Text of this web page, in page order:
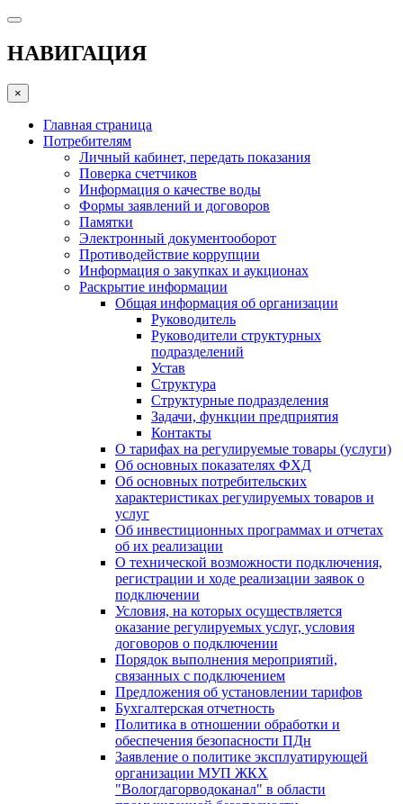
НАВИГАЦИЯ
×
Главная страница
Потребителям
Личный кабинет, передать показания
Поверка счетчиков
Информация о качестве воды
Формы заявлений и договоров
Памятки
Электронный документооборот
Противодействие коррупции
Информация о закупках и аукционах
Раскрытие информации
Общая информация об организации
Руководитель
Руководители структурных
подразделений
Устав
Структура
Структурные подразделения
Задачи, функции предприятия
Контакты
О тарифах на регулируемые товары (услуги)
Об основных показателях ФХД
Об основных потребительских
характеристиках регулируемых товаров и
услуг
Об инвестиционных программах и отчетах
об их реализации
О технической возможности подключения,
регистрации и ходе реализации заявок о
подключении
Условия, на которых осуществляется
оказание регулируемых услуг, условия
договоров о подключении
Порядок выполнения мероприятий,
связанных с подключением
Предложения об установлении тарифов
Бухгалтерская отчетность
Политика в отношении обработки и
обеспечения безопасности ПДн
Заявление о политике эксплуатирующей
организации МУП ЖКХ
"Вологдагорводоканал" в области